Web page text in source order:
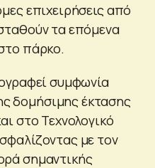
επιχειρήσεις από
τα επόμενα
πάρκο.
συμφωνία
δομήσιμης έκτασης
στο Τεχνολογικό
με τον
σημαντικής